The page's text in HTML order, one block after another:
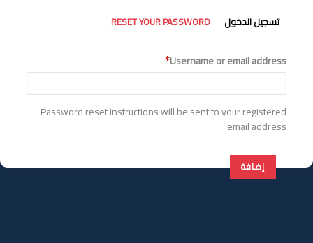
التبويبات
الأساسية
تسجيل الدخول RESET YOUR PASSWORD
Username or email address
Password reset instructions will be sent to your registered
email address.